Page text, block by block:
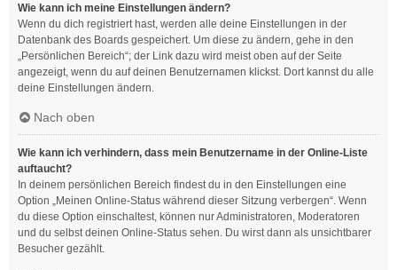
Wie kann ich meine Einstellungen ändern?
Wenn du dich registriert hast, werden alle deine Einstellungen in der
Datenbank des Boards gespeichert. Um diese zu ändern, gehe in den
„Persönlichen Bereich“; der Link dazu wird meist oben auf der Seite
angezeigt, wenn du auf deinen Benutzernamen klickst. Dort kannst du alle
deine Einstellungen ändern.
Nach oben
Wie kann ich verhindern, dass mein Benutzername in der Online-Liste
auftaucht?
In deinem persönlichen Bereich findest du in den Einstellungen eine
Option „Meinen Online-Status während dieser Sitzung verbergen“. Wenn
du diese Option einschaltest, können nur Administratoren, Moderatoren
und du selbst deinen Online-Status sehen. Du wirst dann als unsichtbarer
Besucher gezählt.